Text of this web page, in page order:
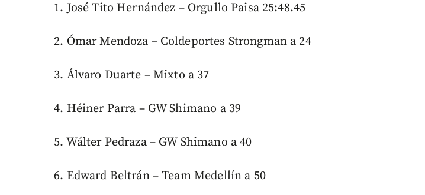
1. José Tito Hernández – Orgullo Paisa 25:48.45
2. Ómar Mendoza – Coldeportes Strongman a 24
3. Álvaro Duarte – Mixto a 37
4. Héiner Parra – GW Shimano a 39
5. Wálter Pedraza – GW Shimano a 40
6. Edward Beltrán – Team Medellín a 50